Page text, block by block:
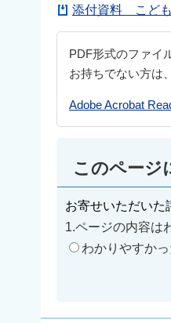
添付資料 こども
PDF形式のファイ
お持ちでない方は
Adobe Acrobat
このページ
お寄せいただいた
1.ページの内容は
わかりやすかっ